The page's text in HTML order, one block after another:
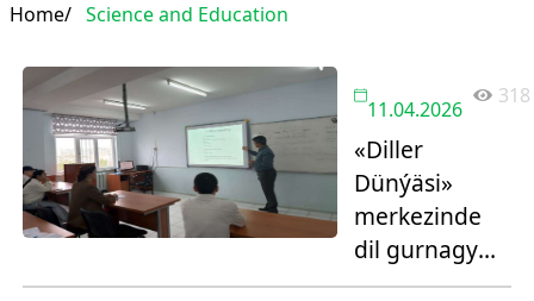
Home/ Science and Education
11.04.2026
318
«Diller
Dünýäsi»
merkezinde
dil gurnagy
geçirildi